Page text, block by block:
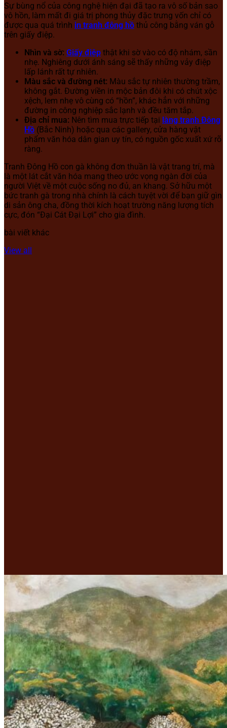
Sự bùng nổ của công nghệ hiện đại đã tạo ra vô số bản sao
vô hồn, làm mất đi giá trị phong thủy đặc trưng vốn chỉ có
được qua quá trình in tranh đông hồ thủ công bằng ván gỗ
trên giấy điệp.
Nhìn và sờ: Giấy điệp thật khi sờ vào có độ nhám, sần
nhẹ. Nghiêng dưới ánh sáng sẽ thấy những vảy điệp
lấp lánh rất tự nhiên.
Màu sắc và đường nét: Màu sắc tự nhiên thường trầm,
không gắt. Đường viền in mộc bản đôi khi có chút xộc
xệch, lem nhẹ vô cùng có “hồn”, khác hẳn với những
đường in công nghiệp sắc lạnh và đều tăm tắp.
Địa chỉ mua: Nên tìm mua trực tiếp tại làng tranh Đông
Hồ (Bắc Ninh) hoặc qua các gallery, cửa hàng vật
phẩm văn hóa dân gian uy tín, có nguồn gốc xuất xứ rõ
ràng.
Tranh Đông Hồ con gà không đơn thuần là vật trang trí, mà
là một lát cắt văn hóa mang theo ước vọng ngàn đời của
người Việt về một cuộc sống no đủ, an khang. Sở hữu một
bức tranh gà trong nhà chính là cách tuyệt vời để bạn giữ gìn
di sản ông cha, đồng thời kích hoạt trường năng lượng tích
cực, đón “Đại Cát Đại Lợi” cho gia đình.
bài viết khác
View all